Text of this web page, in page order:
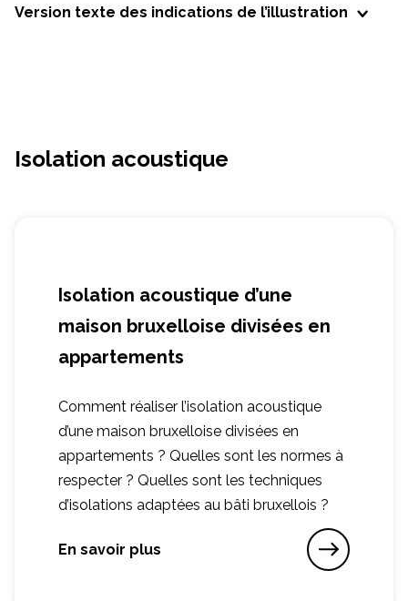
Version texte des indications de l’illustration
Isolation acoustique
Isolation acoustique d’une
maison bruxelloise divisées en
appartements
Comment réaliser l’isolation acoustique
d’une maison bruxelloise divisées en
appartements ? Quelles sont les normes à
respecter ? Quelles sont les techniques
d’isolations adaptées au bâti bruxellois ?
En savoir plus